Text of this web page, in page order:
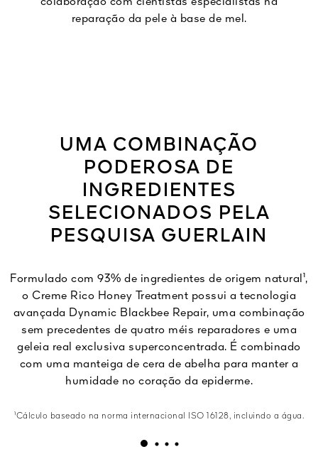
reparação da pele à base de mel.
UMA COMBINAÇÃO
PODEROSA DE
INGREDIENTES
SELECIONADOS PELA
PESQUISA GUERLAIN
Formulado com 93% de ingredientes de origem natural¹,
o Creme Rico Honey Treatment possui a tecnologia
avançada Dynamic Blackbee Repair, uma combinação
sem precedentes de quatro méis reparadores e uma
geleia real exclusiva superconcentrada. É combinado
com uma manteiga de cera de abelha para manter a
humidade no coração da epiderme.
¹Cálculo baseado na norma internacional ISO 16128, incluindo a água.